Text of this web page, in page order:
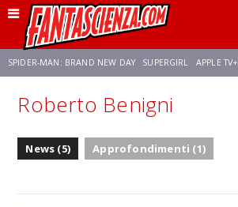
SPIDER-MAN: BRAND NEW DAY SUPERGIRL APPLE TV+
FRANCO RICCIARDIELLO ZENDAYA STAR TREK
Roberto Benigni
News (5) Approfondimenti (1)